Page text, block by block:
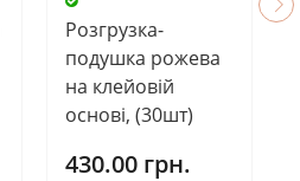
Розгрузка-
подушка рожева
на клейовій
основі, (30шт)
430.00 грн.